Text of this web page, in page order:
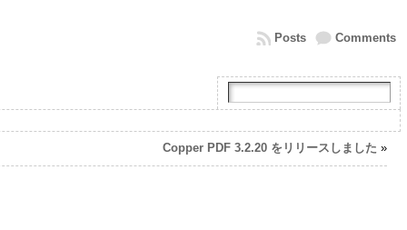
Comments
Posts
Copper PDF 3.2.20 をリリースしました »